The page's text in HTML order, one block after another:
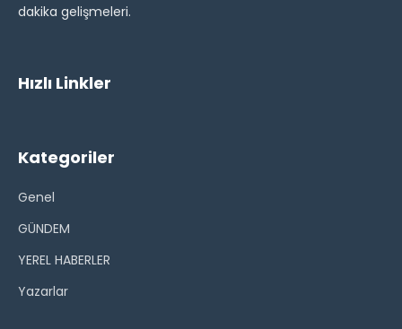
dakika gelişmeleri.
Hızlı Linkler
Kategoriler
Genel
GÜNDEM
YEREL HABERLER
Yazarlar